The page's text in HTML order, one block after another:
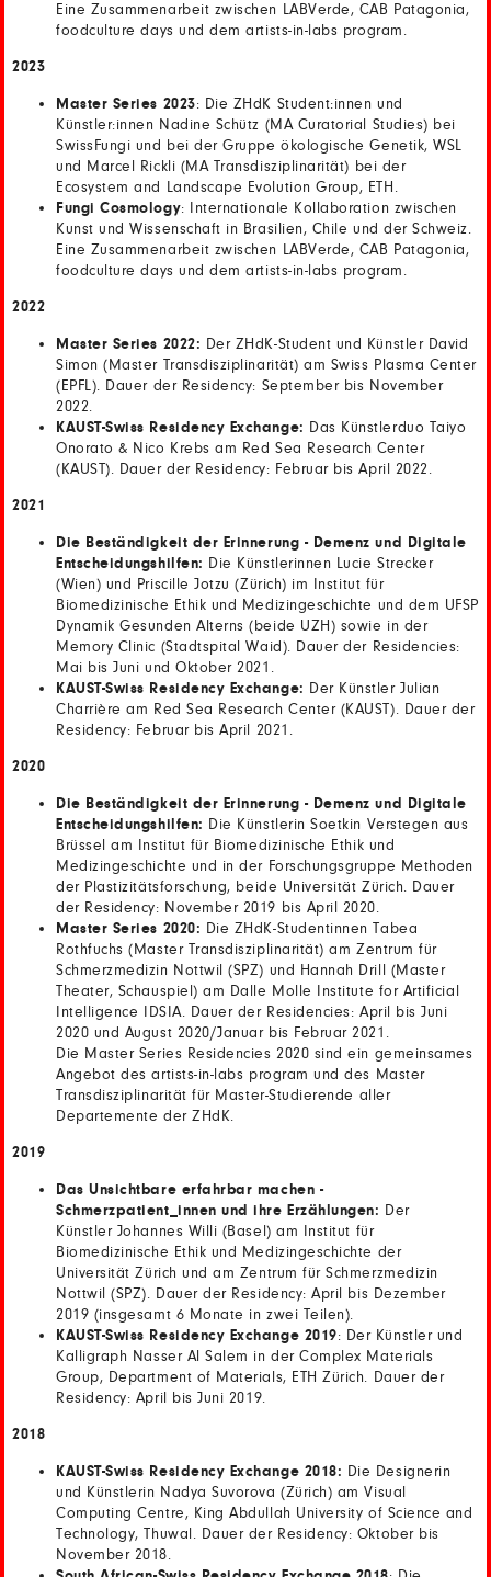
Eine Zusammenarbeit zwischen LABVerde, CAB Patagonia,
foodculture days und dem artists-in-labs program.
2023
Master Series 2023: Die ZHdK Student:innen und
Künstler:innen Nadine Schütz (MA Curatorial Studies) bei
SwissFungi und bei der Gruppe ökologische Genetik, WSL
und Marcel Rickli (MA Transdisziplinarität) bei der
Ecosystem and Landscape Evolution Group, ETH.
Fungi Cosmology: Internationale Kollaboration zwischen
Kunst und Wissenschaft in Brasilien, Chile und der Schweiz.
Eine Zusammenarbeit zwischen LABVerde, CAB Patagonia,
foodculture days und dem artists-in-labs program.
2022
Master Series 2022: Der ZHdK-Student und Künstler David
Simon (Master Transdisziplinarität) am Swiss Plasma Center
(EPFL). Dauer der Residency: September bis November
2022.
KAUST-Swiss Residency Exchange: Das Künstlerduo Taiyo
Onorato & Nico Krebs am Red Sea Research Center
(KAUST). Dauer der Residency: Februar bis April 2022.
2021
Die Beständigkeit der Erinnerung - Demenz und Digitale
Entscheidungshilfen: Die Künstlerinnen Lucie Strecker
(Wien) und Priscille Jotzu (Zürich) im Institut für
Biomedizinische Ethik und Medizingeschichte und dem UFSP
Dynamik Gesunden Alterns (beide UZH) sowie in der
Memory Clinic (Stadtspital Waid). Dauer der Residencies:
Mai bis Juni und Oktober 2021.
KAUST-Swiss Residency Exchange: Der Künstler Julian
Charrière am Red Sea Research Center (KAUST). Dauer der
Residency: Februar bis April 2021.
2020
Die Beständigkeit der Erinnerung - Demenz und Digitale
Entscheidungshilfen: Die Künstlerin Soetkin Verstegen aus
Brüssel am Institut für Biomedizinische Ethik und
Medizingeschichte und in der Forschungsgruppe Methoden
der Plastizitätsforschung, beide Universität Zürich. Dauer
der Residency: November 2019 bis April 2020.
Master Series 2020: Die ZHdK-Studentinnen Tabea
Rothfuchs (Master Transdisziplinarität) am Zentrum für
Schmerzmedizin Nottwil (SPZ) und Hannah Drill (Master
Theater, Schauspiel) am Dalle Molle Institute for Artificial
Intelligence IDSIA. Dauer der Residencies: April bis Juni
2020 und August 2020/Januar bis Februar 2021.
Die Master Series Residencies 2020 sind ein gemeinsames
Angebot des artists-in-labs program und des Master
Transdisziplinarität für Master-Studierende aller
Departemente der ZHdK.
2019
Das Unsichtbare erfahrbar machen -
Schmerzpatient_innen und ihre Erzählungen: Der
Künstler Johannes Willi (Basel) am Institut für
Biomedizinische Ethik und Medizingeschichte der
Universität Zürich und am Zentrum für Schmerzmedizin
Nottwil (SPZ). Dauer der Residency: April bis Dezember
2019 (insgesamt 6 Monate in zwei Teilen).
KAUST-Swiss Residency Exchange 2019: Der Künstler und
Kalligraph Nasser Al Salem in der Complex Materials
Group, Department of Materials, ETH Zürich. Dauer der
Residency: April bis Juni 2019.
2018
KAUST-Swiss Residency Exchange 2018: Die Designerin
und Künstlerin Nadya Suvorova (Zürich) am Visual
Computing Centre, King Abdullah University of Science and
Technology, Thuwal. Dauer der Residency: Oktober bis
November 2018.